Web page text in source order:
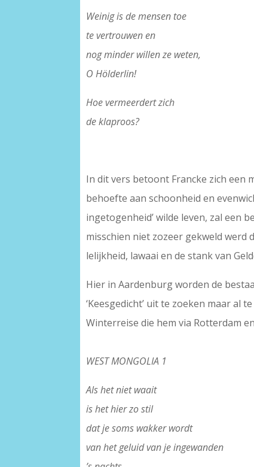
Weinig is de mensen toe
te vertrouwen en
nog minder willen ze weten,
O Hölderlin!
Hoe vermeerdert zich
de klaproos?
In dit vers betoont Francke zich een
behoefte aan schoonheid en
ingetogenheid’ wilde leven, zal een
misschien niet zozeer gekweld
lelijkheid, lawaai en de stank van
Hier in Aardenburg worden de
‘Keesgedicht’ uit te zoeken maar al
Winterreise die hem via Rotterdam
WEST MONGOLIA 1
Als het niet waait
is het hier zo stil
dat je soms wakker wordt
van het geluid van je ingewanden